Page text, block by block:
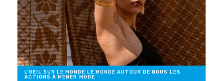
L'OEIL SUR LE MONDE,LE MONDE AUTOUR DE NOUS,LES
ACTIONS À MENER,MODE